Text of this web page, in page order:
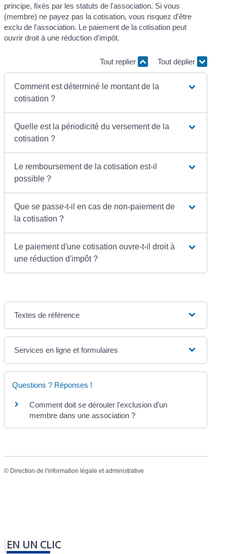
principe, fixés par les statuts de l'association. Si vous
(membre) ne payez pas la cotisation, vous risquez d'être
exclu de l'association. Le paiement de la cotisation peut
ouvrir droit à une réduction d'impôt.
Tout replier Tout déplier
Comment est déterminé le montant de la
cotisation ?
Quelle est la périodicité du versement de la
cotisation ?
Le remboursement de la cotisation est-il
possible ?
Que se passe-t-il en cas de non-paiement de
la cotisation ?
Le paiement d'une cotisation ouvre-t-il droit à
une réduction d'impôt ?
Textes de référence
Services en ligne et formulaires
Questions ? Réponses !
Comment doit se dérouler l'exclusion d'un
membre dans une association ?
© Direction de l'information légale et administrative
EN UN CLIC